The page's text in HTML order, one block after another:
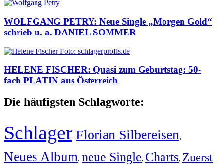
WOLFGANG PETRY: Neue Single „Morgen Gold“
schrieb u. a. DANIEL SOMMER
HELENE FISCHER: Quasi zum Geburtstag: 50-
fach PLATIN aus Österreich
Die häufigsten Schlagworte:
Schlager, Florian Silbereisen,
Neues Album, neue Single, Charts, Zuerst